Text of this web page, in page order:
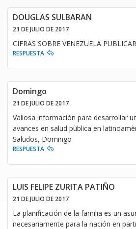
DOUGLAS SULBARAN
21 DE JULIO DE 2017
CIFRAS SOBRE VENEZUELA
RESPUESTA
Domingo
21 DE JULIO DE 2017
Valiosa informaciòn para desarrollar
avances en salud pùblica en
Saludos, Domingo
RESPUESTA
LUIS FELIPE ZURITA PATIÑO
21 DE JULIO DE 2017
La planificación de la familia es un
necesariamente para la nación en